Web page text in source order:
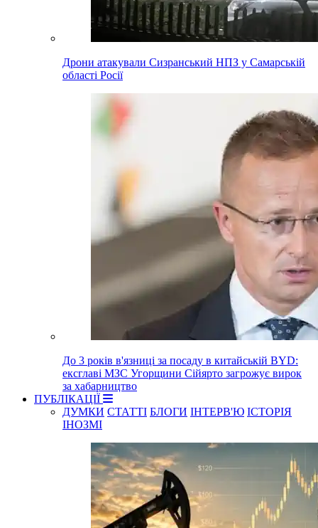
Дрони атакували Сизранський НПЗ у Самарській
області Росії
До 3 років в'язниці за посаду в китайській BYD:
ексглаві МЗС Угорщини Сійярто загрожує вирок
за хабарництво
ПУБЛІКАЦІЇ
ДУМКИ СТАТТІ БЛОГИ ІНТЕРВ'Ю ІСТОРІЯ
ІНОЗМІ